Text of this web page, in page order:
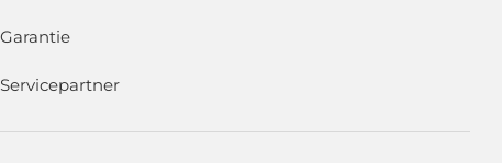
Garantie
Servicepartner